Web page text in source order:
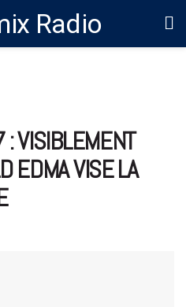
: VISIBLEMENT
EDMA VISE LA